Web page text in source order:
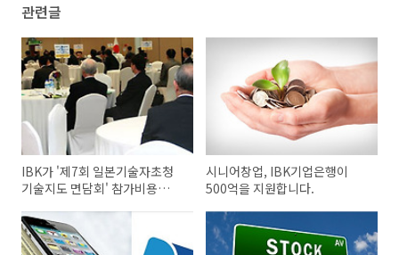
관련글
IBK가 '제7회 일본기술자초청
기술지도 면담회' 참가비용
시니어창업, IBK기업은행이
500억을 지원합니다.